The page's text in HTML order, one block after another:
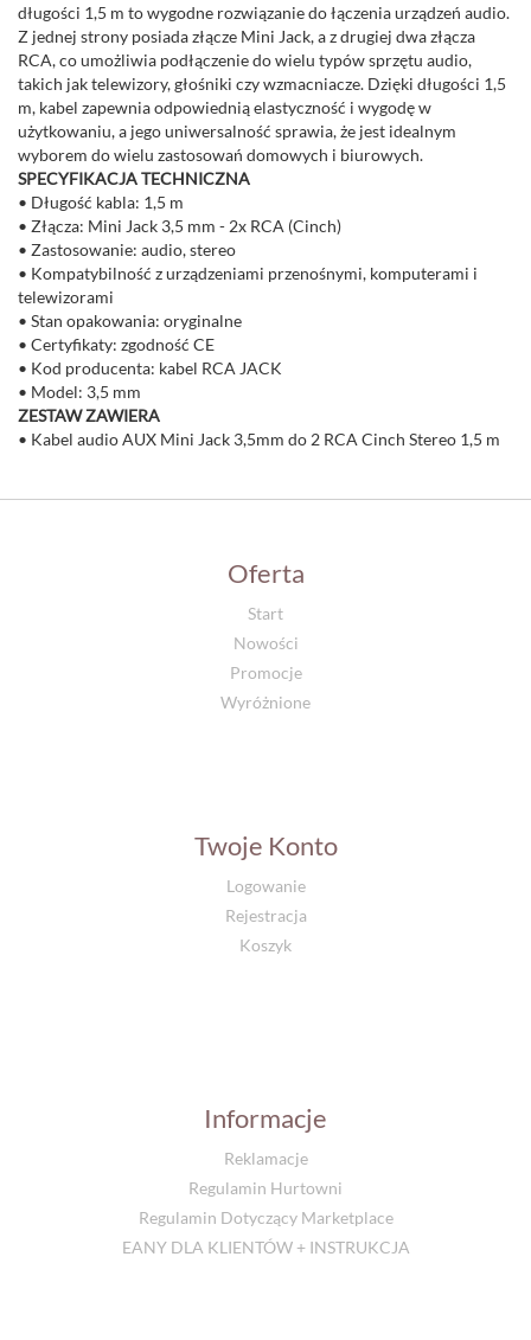
długości 1,5 m to wygodne rozwiązanie do łączenia urządzeń audio.
Z jednej strony posiada złącze Mini Jack, a z drugiej dwa złącza
RCA, co umożliwia podłączenie do wielu typów sprzętu audio,
takich jak telewizory, głośniki czy wzmacniacze. Dzięki długości 1,5
m, kabel zapewnia odpowiednią elastyczność i wygodę w
użytkowaniu, a jego uniwersalność sprawia, że jest idealnym
wyborem do wielu zastosowań domowych i biurowych.
SPECYFIKACJA TECHNICZNA
• Długość kabla: 1,5 m
• Złącza: Mini Jack 3,5 mm - 2x RCA (Cinch)
• Zastosowanie: audio, stereo
• Kompatybilność z urządzeniami przenośnymi, komputerami i
telewizorami
• Stan opakowania: oryginalne
• Certyfikaty: zgodność CE
• Kod producenta: kabel RCA JACK
• Model: 3,5 mm
ZESTAW ZAWIERA
• Kabel audio AUX Mini Jack 3,5mm do 2 RCA Cinch Stereo 1,5 m
Oferta
Start
Nowości
Promocje
Wyróżnione
Twoje Konto
Logowanie
Rejestracja
Koszyk
Informacje
Reklamacje
Regulamin Hurtowni
Regulamin Dotyczący Marketplace
EANY DLA KLIENTÓW + INSTRUKCJA